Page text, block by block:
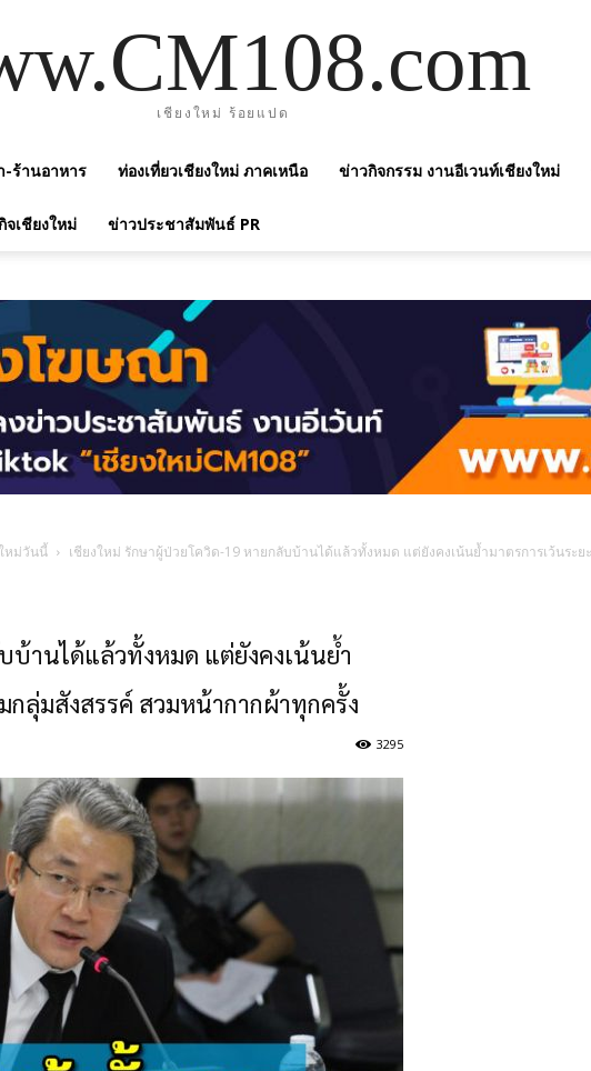
เชียงใหม่ ร้อยแปด
ร้านอาหาร ท่องเที่ยวเชียงใหม่ ภาคเหนือ ข่าวกิจกรรม งานอีเวนท์เชียงใหม่
เชียงใหม่ ข่าวประชาสัมพันธ์ PR
หม่วันนี้
เชียงใหม่ รักษาผู้ป่วยโควิด-19 หายกลับบ้านได้แล้วทั้งหมด แต่ยังคงเน้นย้ำมาตรการเว้นระ
บ้านได้แล้วทั้งหมด แต่ยังคงเน้นย้ำ
กลุ่มสังสรรค์ สวมหน้ากากผ้าทุกครั้ง
3295